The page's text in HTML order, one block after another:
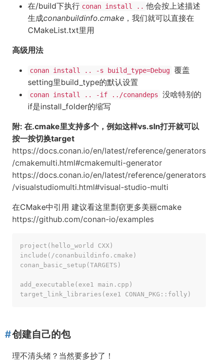
在/build下执行 conan install .. 他会按上述描述
生成conanbuildinfo.cmake ，我们就可以直接在
CMakeList.txt里用
高级用法
conan install .. -s build_type=Debug 覆盖
setting里build_type的默认设置
conan install .. -if ../conandeps
没啥特别的
if是install_folder的缩写
附: 在.cmake里支持多个，例如这样vs.sln打开就可以
按一按切换target
https://docs.conan.io/en/latest/reference/generators
/cmakemulti.html#cmakemulti-generator
https://docs.conan.io/en/latest/reference/generators
/visualstudiomulti.html#visual-studio-multi
在CMake中引用 建议看这里剽窃更多美丽cmake
https://github.com/conan-io/examples
project(hello_world CXX)
include(/conanbuildinfo.cmake)
conan_basic_setup(TARGETS)
add_executable(exe1 main.cpp)
target_link_libraries(exe1 CONAN_PKG::folly)
创建自己的包
理不清头绪？当然要多抄了！